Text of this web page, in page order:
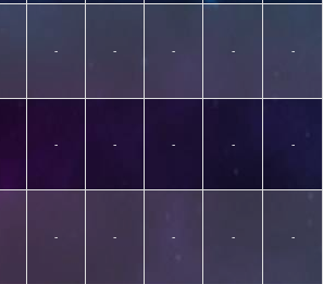
- - - - -
- - - - -
- - - - -